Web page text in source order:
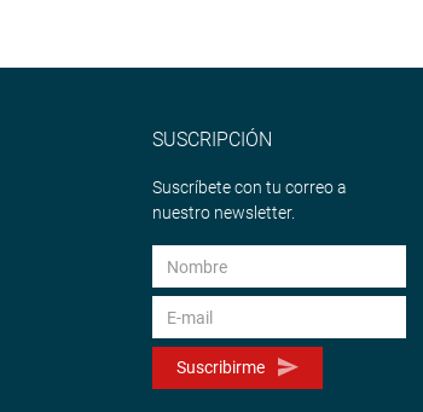
SUSCRIPCIÓN
Suscríbete con tu correo a
nuestro newsletter.
Suscribirme